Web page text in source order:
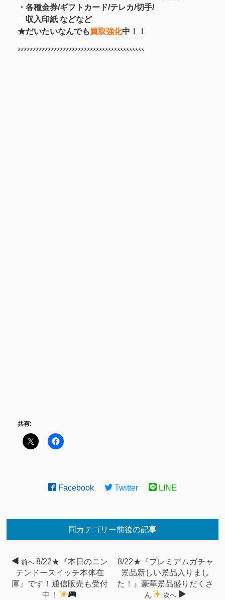
・各種金券/ギフトカード/テレカ/切手/
収入印紙 などなど
★だいたいなんでも買取強化中！！
******************************************
共有:
Facebook Twitter LINE
同カテゴリー前後の記事
前へ 8/22★『本日のニン
テンドースイッチ本体在
庫』です！通信販売も受付
中！
8/22★『プレミアムガチャ
景品新しい景品入りまし
た！』豪華景品盛りだくさ
ん
次へ